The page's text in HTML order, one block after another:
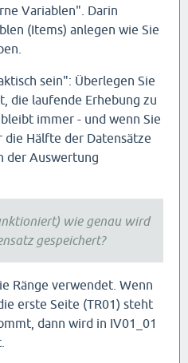
Variablen". Darin
(Items) anlegen wie Sie
sein": Überlegen Sie
die laufende Erhebung zu
immer - und wenn Sie
Hälfte der Datensätze
der Auswertung
wie genau wird
gespeichert?
Ränge verwendet. Wenn
erste Seite (TR01) steht
dann wird in IV01_01